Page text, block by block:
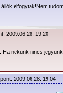
www.ticketpro.hu
Live Nation
Ticketpro
18.500,- Ft – kiemelt
elfogytak!Nem
2009.06.28. 19:20
Ha nekünk nincs
2009.06.28. 19:04